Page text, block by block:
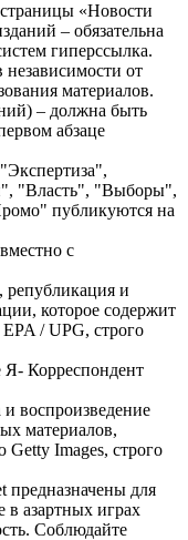
«Новости
– обязательна
гиперссылка.
от
материалов.
– должна быть
абзаце
"Власть", "Выборы",
публикуются на
с
и
которое содержит
/ UPG, строго
Я- Корреспондент
воспроизведение
материалов,
Images, строго
предназначены для
в азартных играх
Соблюдайте